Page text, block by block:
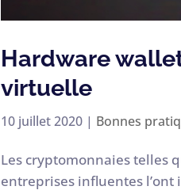
Hardware
virtuelle
10 juillet 2020 | Bonnes
Les cryptomonnaies telles
entreprises influentes